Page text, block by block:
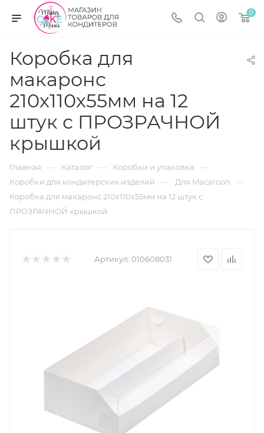
0
Коробка для
макаронс
210х110х55мм на 12
штук с ПРОЗРАЧНОЙ
крышкой
Главная — Каталог — Коробки и упаковка —
Коробки для кондитерских изделий — Для Macaroon —
Коробка для макаронс 210х110х55мм на 12 штук с
ПРОЗРАЧНОЙ крышкой
Артикул: 010608031